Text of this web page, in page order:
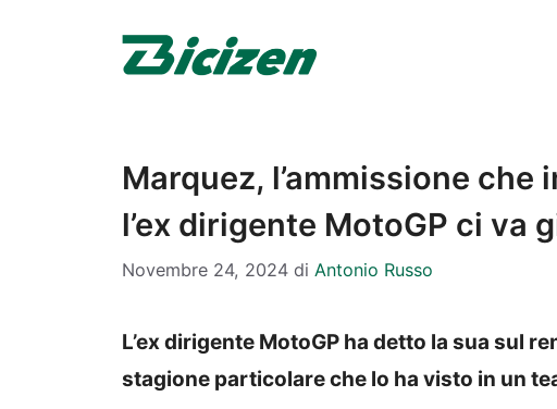
Marquez, l’ammissione
l’ex dirigente MotoGP ci va
Novembre 24, 2024 di Antonio Russo
L’ex dirigente MotoGP ha detto la sua sul
stagione particolare che lo ha visto in un